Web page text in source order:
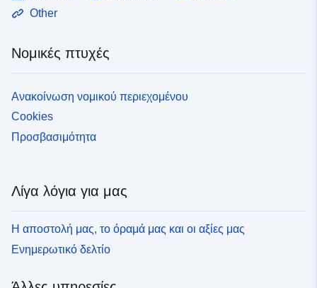
Other
Νομικές πτυχές
Ανακοίνωση νομικού περιεχομένου
Cookies
Προσβασιμότητα
Λίγα λόγια για μας
Η αποστολή μας, το όραμά μας και οι αξίες μας
Ενημερωτικό δελτίο